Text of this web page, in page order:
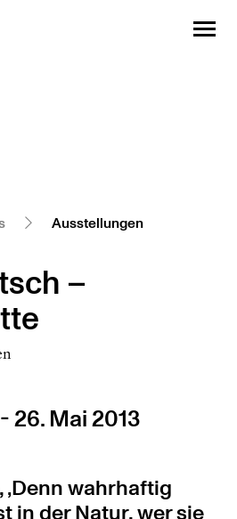
Ausstellungen
–
26. Mai 2013
wahrhaftig